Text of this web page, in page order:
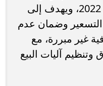
النظام المعمول به منذ عام 2022، ويهدف إلى
وضمان عدم
غير مبررة، مع
آليات البيع